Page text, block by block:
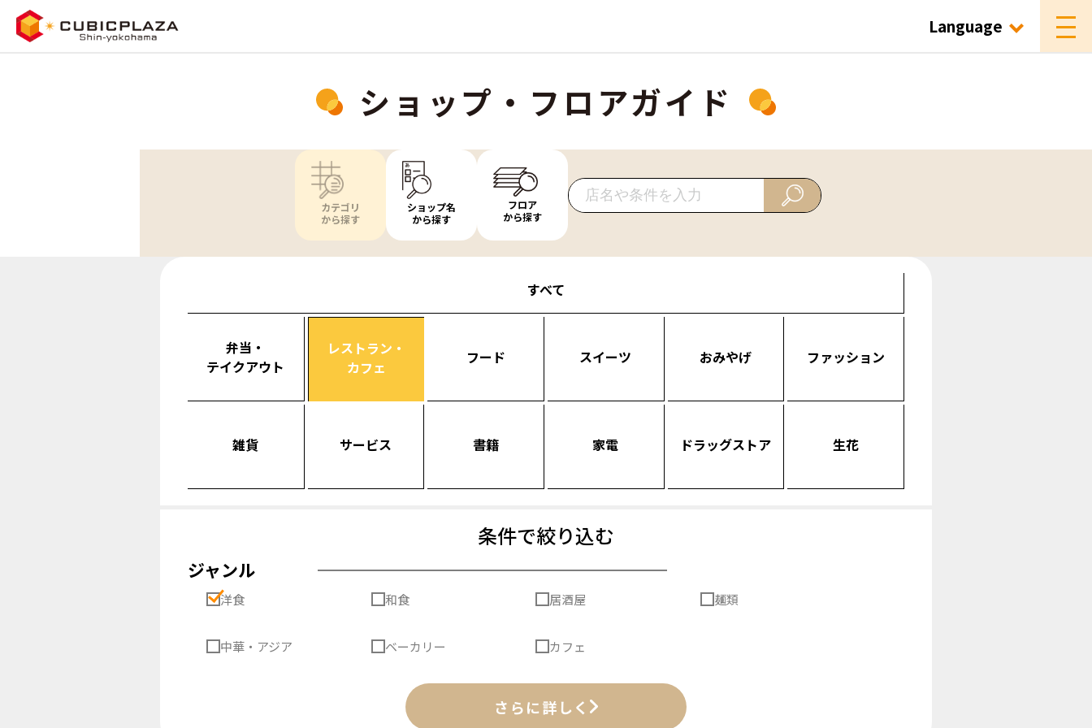
Language
ショップ・フロアガイド
カテゴリ
から探す
ショップ名
から探す
フロア
から探す
すべて
弁当・
テイクアウト
レストラン・
カフェ
フード スイーツ おみやげ ファッション
雑貨 サービス 書籍 家電 ドラッグストア 生花
条件で絞り込む
ジャンル
洋食 和食 居酒屋 麺類
中華・アジア ベーカリー カフェ
さらに詳しく